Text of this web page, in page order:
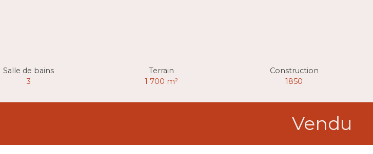
Salle de bains
3
Terrain
1 700 m²
Construction
1850
Vendu